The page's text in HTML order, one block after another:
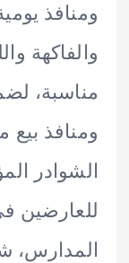
يومية
واللحوم
لضمان
بيع
المؤقتة،
في
شهر